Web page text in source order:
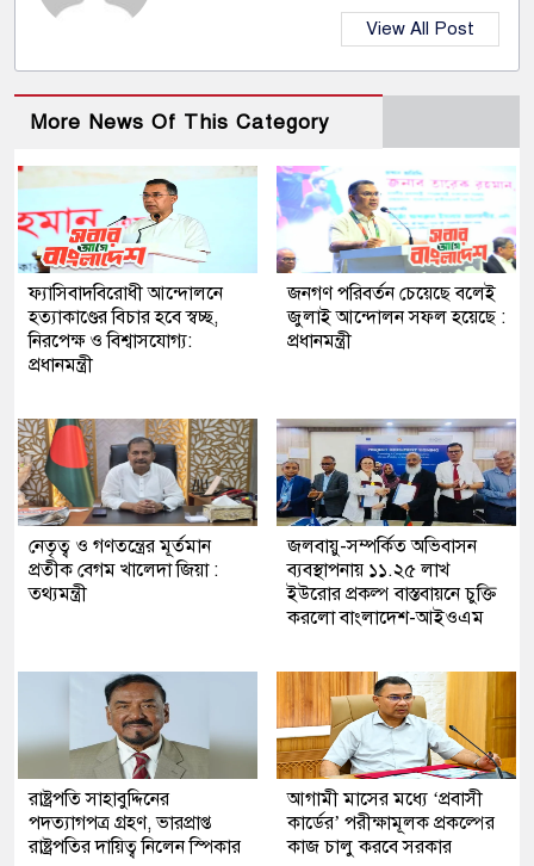
View All Post
More News Of This Category
ফ্যাসিবাদবিরোধী আন্দোলনে
হত্যাকাণ্ডের বিচার হবে স্বচ্ছ,
নিরপেক্ষ ও বিশ্বাসযোগ্য:
প্রধানমন্ত্রী
জনগণ পরিবর্তন চেয়েছে বলেই
জুলাই আন্দোলন সফল হয়েছে :
প্রধানমন্ত্রী
নেতৃত্ব ও গণতন্ত্রের মূর্তমান
প্রতীক বেগম খালেদা জিয়া :
তথ্যমন্ত্রী
জলবায়ু-সম্পর্কিত অভিবাসন
ব্যবস্থাপনায় ১১.২৫ লাখ
ইউরোর প্রকল্প বাস্তবায়নে চুক্তি
করলো বাংলাদেশ-আইওএম
রাষ্ট্রপতি সাহাবুদ্দিনের
পদত্যাগপত্র গ্রহণ, ভারপ্রাপ্ত
রাষ্ট্রপতির দায়িত্ব নিলেন স্পিকার
আগামী মাসের মধ্যে ‘প্রবাসী
কার্ডের’ পরীক্ষামূলক প্রকল্পের
কাজ চালু করবে সরকার